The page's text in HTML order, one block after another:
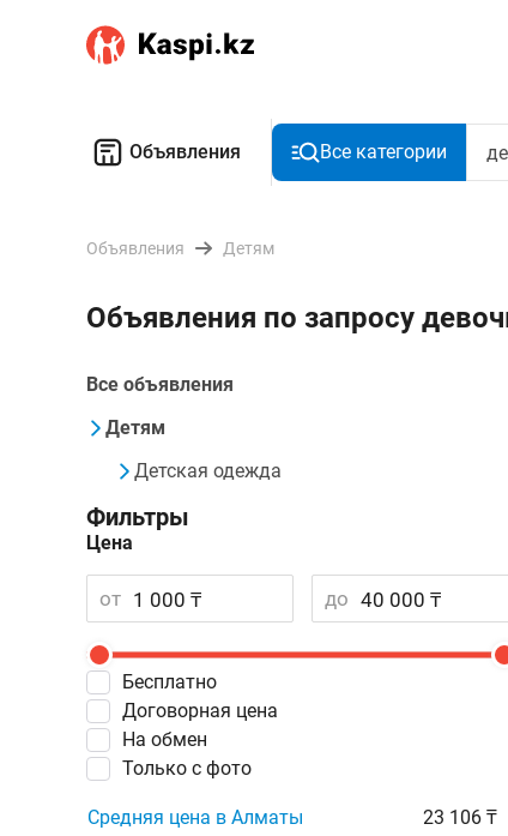
Объявления Все категории
Объявления Детям
Объявления по запросу
Все объявления
Детям
Детская одежда
Фильтры
Цена
от до
Бесплатно
Договорная цена
На обмен
Только с фото
Средняя цена в Алматы
23 106 ₸